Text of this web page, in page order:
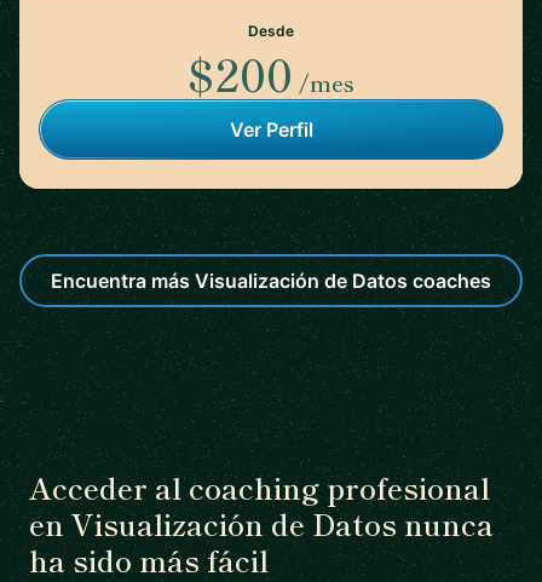
Desde
$200 /mes
Ver Perfil
Encuentra más Visualización de Datos coaches
Acceder al coaching profesional
en Visualización de Datos nunca
ha sido más fácil